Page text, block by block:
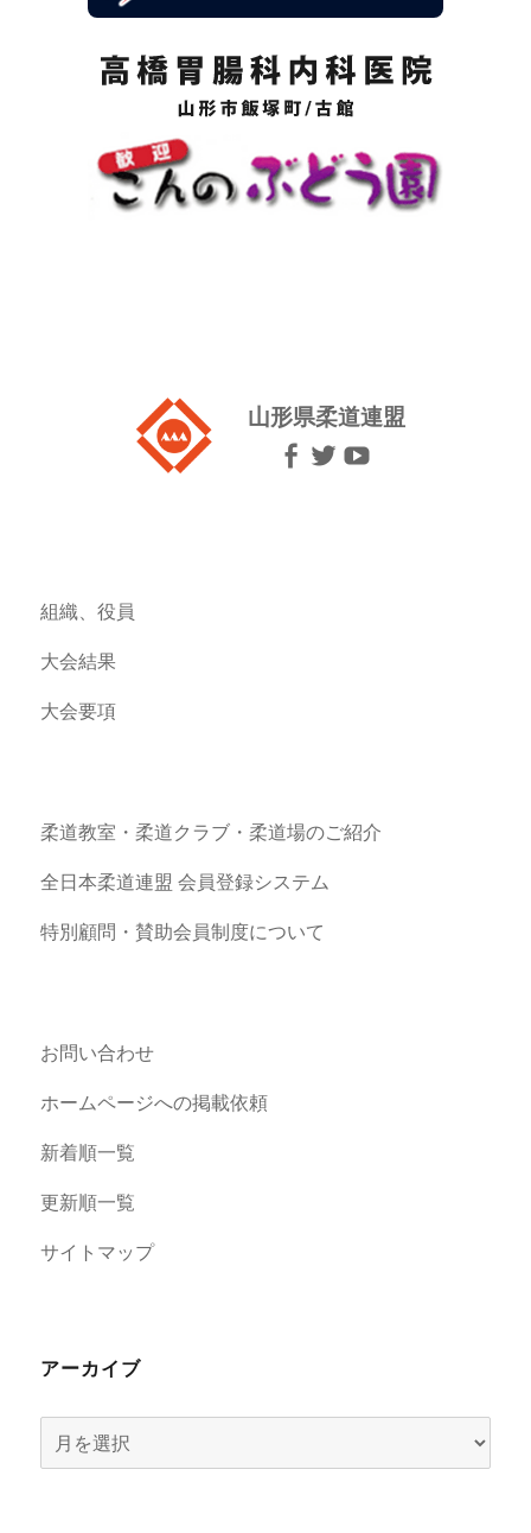
山形県柔道連盟
組織、役員
大会結果
大会要項
柔道教室・柔道クラブ・柔道場のご紹介
全日本柔道連盟 会員登録システム
特別顧問・賛助会員制度について
お問い合わせ
ホームページへの掲載依頼
新着順一覧
更新順一覧
サイトマップ
アーカイブ
ー